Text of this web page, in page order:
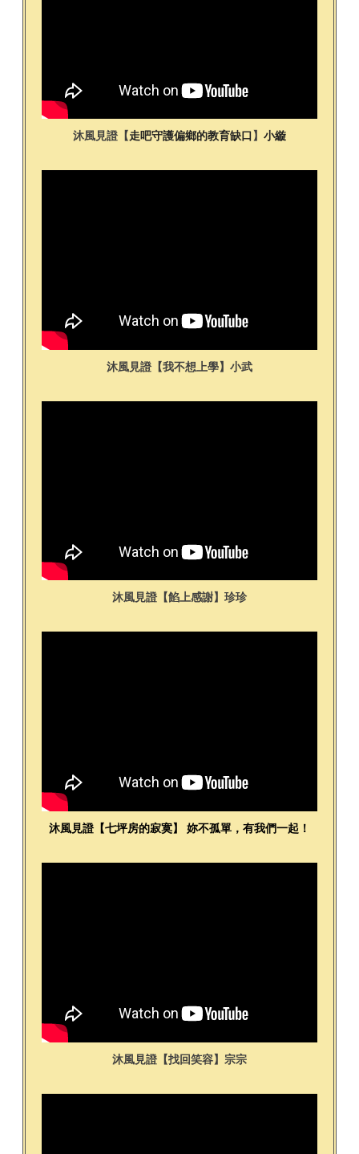
沐風見證【走吧守護偏鄉的教育缺口 】 小縼
沐風見證【我不想上學】小武
沐風見證【餡上感謝】珍珍
沐風見證【七坪房的寂寞】 妳不孤單，有我們一起！
沐風見證【找回笑容】宗宗